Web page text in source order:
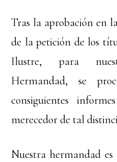
Tras la aprobación en
de la petición de los
Ilustre, para
Hermandad, se
consiguientes
merecedor de tal
Nuestra hermandad